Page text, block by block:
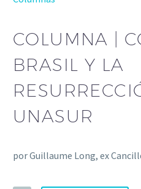
COLUMNA |
BRASIL Y LA
UNASUR
por Guillaume Long, ex